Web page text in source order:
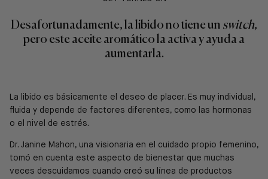
Desafortunadamente, la libido no tiene un switch,
pero este aceitearomático la activa y ayuda a
aumentarla.
La libido es básicamente el deseo de placer. Es muy individual,
fluida y depende de factores diferentes, como las hormonas
o el nivel de estrés.
Dr. Janine Mahon, una visionaria en el cuidado propio femenino,
tomó en cuenta este aspecto de bienestar que muchas
veces descuidamos cuando creó su línea de productos